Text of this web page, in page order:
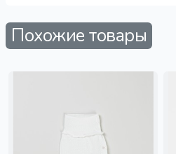
Похожие товары